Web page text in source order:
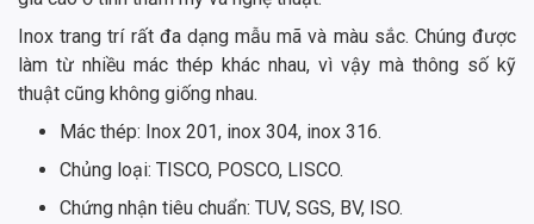
Inox trang trí rất đa dạng mẫu mã và màu sắc. Chúng được
làm từ nhiều mác thép khác nhau, vì vậy mà thông số kỹ
thuật cũng không giống nhau.
Mác thép: Inox 201, inox 304, inox 316.
Chủng loại: TISCO, POSCO, LISCO.
Chứng nhận tiêu chuẩn: TUV, SGS, BV, ISO.